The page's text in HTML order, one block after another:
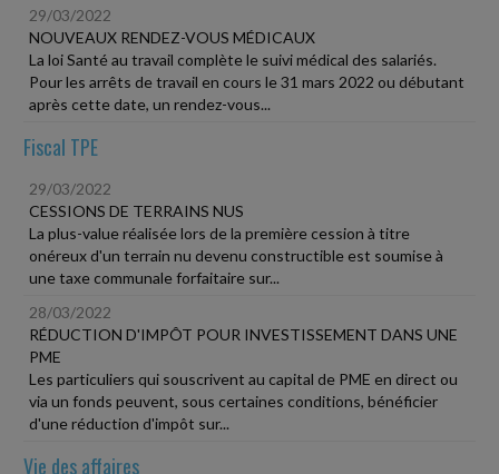
29/03/2022
NOUVEAUX RENDEZ-VOUS MÉDICAUX
La loi Santé au travail complète le suivi médical des salariés.
Pour les arrêts de travail en cours le 31 mars 2022 ou débutant
après cette date, un rendez-vous...
Fiscal TPE
29/03/2022
CESSIONS DE TERRAINS NUS
La plus-value réalisée lors de la première cession à titre
onéreux d'un terrain nu devenu constructible est soumise à
une taxe communale forfaitaire sur...
28/03/2022
RÉDUCTION D'IMPÔT POUR INVESTISSEMENT DANS UNE
PME
Les particuliers qui souscrivent au capital de PME en direct ou
via un fonds peuvent, sous certaines conditions, bénéficier
d'une réduction d'impôt sur...
Vie des affaires